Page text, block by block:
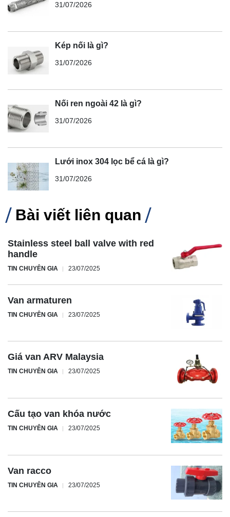
31/07/2026
Kép nối là gì?
31/07/2026
Nối ren ngoài 42 là gì?
31/07/2026
Lưới inox 304 lọc bể cá là gì?
31/07/2026
Bài viết liên quan
Stainless steel ball valve with red
handle
TIN CHUYÊN GIA 23/07/2025
Van armaturen
TIN CHUYÊN GIA 23/07/2025
Giá van ARV Malaysia
TIN CHUYÊN GIA 23/07/2025
Cấu tạo van khóa nước
TIN CHUYÊN GIA 23/07/2025
Van racco
TIN CHUYÊN GIA 23/07/2025